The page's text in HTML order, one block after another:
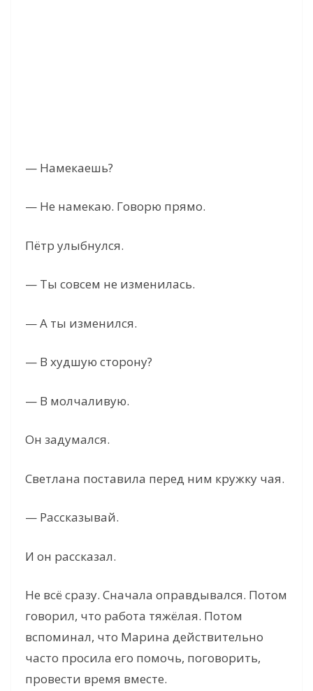
— Намекаешь?
— Не намекаю. Говорю прямо.
Пётр улыбнулся.
— Ты совсем не изменилась.
— А ты изменился.
— В худшую сторону?
— В молчаливую.
Он задумался.
Светлана поставила перед ним кружку чая.
— Рассказывай.
И он рассказал.
Не всё сразу. Сначала оправдывался. Потом
говорил, что работа тяжёлая. Потом
вспоминал, что Марина действительно
часто просила его помочь, поговорить,
провести время вместе.